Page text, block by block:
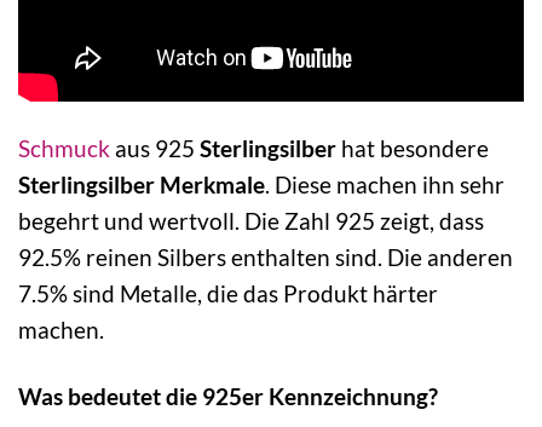
Schmuck aus 925 Sterlingsilber hat besondere
Sterlingsilber Merkmale. Diese machen ihn sehr
begehrt und wertvoll. Die Zahl 925 zeigt, dass
92.5% reinen Silbers enthalten sind. Die anderen
7.5% sind Metalle, die das Produkt härter
machen.
Was bedeutet die 925er Kennzeichnung?